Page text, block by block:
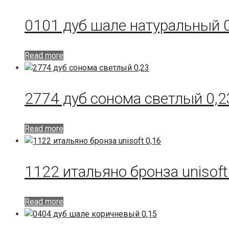
0101 дуб шале натуральный
Read more
2774 дуб сонома светлый
Read more
1122 итальяно бронза
Read more